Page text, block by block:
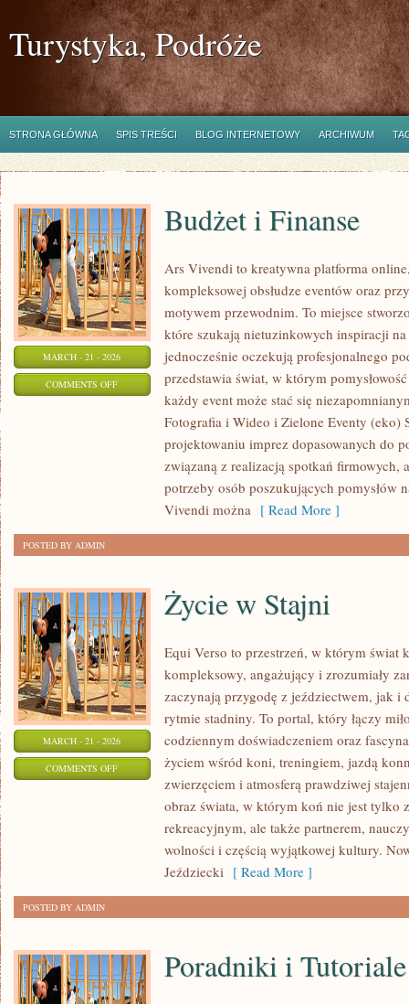
Turystyka, Podróże
STRONA GŁÓWNA SPIS TREŚCI BLOG INTERNETOWY ARCHIWUM
MARCH - 21 - 2026
COMMENTS OFFON
Budżet i Finanse
Ars Vivendi to kreatywna platforma
kompleksowej obsłudze eventów oraz
motywem przewodnim. To miejsce
które szukają nietuzinkowych inspiracji
jednocześnie oczekują profesjonalnego
przedstawia świat, w którym
każdy event może stać się
Fotografia i Wideo i Zielone Eventy (eko)
projektowaniu imprez dopasowanych do
związaną z realizacją spotkań firmowych,
potrzeby osób poszukujących pomysłów
Vivendi można [ Read More ]
POSTED BY ADMIN
MARCH - 21 - 2026
COMMENTS OFFON
Życie w Stajni
Equi Verso to przestrzeń, w którym świat
kompleksowy, angażujący i zrozumiały
zaczynają przygodę z jeździectwem, jak
rytmie stadniny. To portal, który łączy
codziennym doświadczeniem oraz
życiem wśród koni, treningiem, jazdą
zwierzęciem i atmosferą prawdziwej
obraz świata, w którym koń nie jest tylko
rekreacyjnym, ale także partnerem,
wolności i częścią wyjątkowej kultury.
Jeździecki [ Read More ]
POSTED BY ADMIN
Poradniki i Tutoriale